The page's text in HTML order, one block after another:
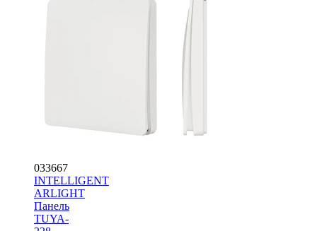
033667
INTELLIGENT
ARLIGHT
Панель
TUYA-